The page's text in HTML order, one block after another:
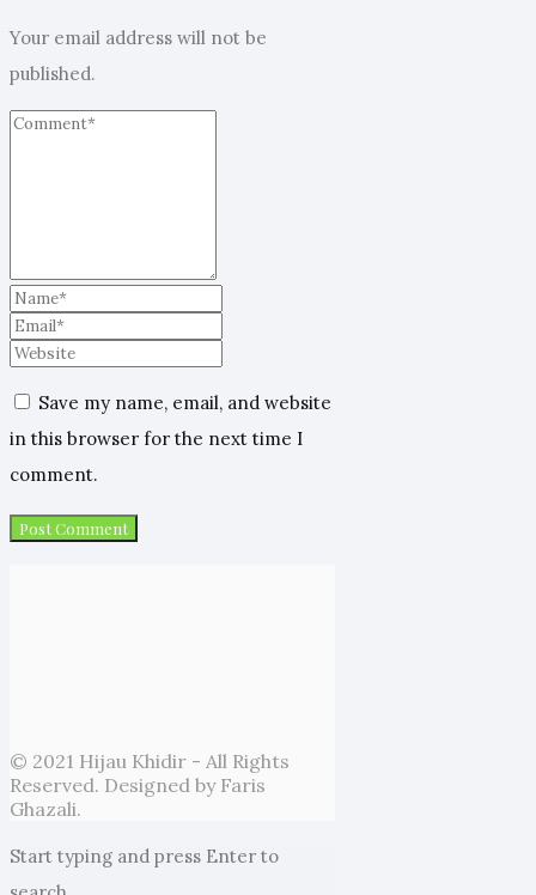
Your email address will not be
published.
Save my name, email, and website
in this browser for the next time I
comment.
© 2021 Hijau Khidir - All Rights
Reserved. Designed by Faris
Ghazali.
Start typing and press Enter to